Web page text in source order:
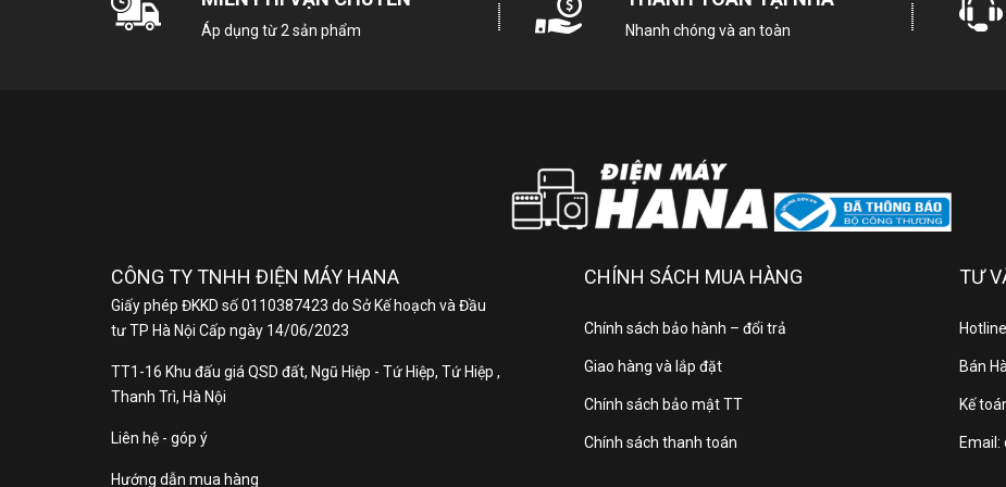
Tủ đông Sanaky Inverter 305 lít TD.VH4099A4K thiết kế với 1 ngăn đông
Áp dụng từ 2 sản phẩm Nhanh chóng và an toàn
CÔNG TY TNHH ĐIỆN MÁY HANA
Giấy phép ĐKKD số 0110387423 do Sở Kế hoạch và Đầu
tư TP Hà Nội Cấp ngày 14/06/2023
TT1-16 Khu đấu giá QSD đất, Ngũ Hiệp - Tứ Hiệp, Tứ Hiệp ,
Thanh Trì, Hà Nội
Liên hệ - góp ý
Hướng dẫn mua hàng
CHÍNH SÁCH MUA HÀNG
Chính sách bảo hành – đổi trả
Giao hàng và lắp đặt
Chính sách bảo mật TT
Chính sách thanh toán
TƯ
Bán
Kế